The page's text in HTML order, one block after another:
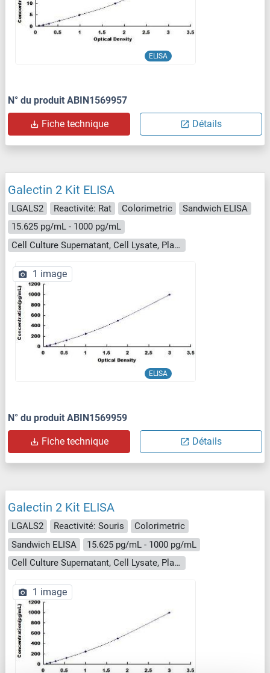
ELISA
N° du produit ABIN1569957
Fiche technique Détails
Galectin 2 Kit ELISA
LGALS2 Reactivité: Rat Colorimetric
Sandwich ELISA
15.625 pg/mL - 1000 pg/mL
Cell Culture Supernatant, Cell Lysate, Plasma, Serum, Tissue Homogenate
ELISA
1 image
N° du produit ABIN1569959
Fiche technique Détails
Galectin 2 Kit ELISA
LGALS2 Reactivité: Souris
Colorimetric
Sandwich ELISA
15.625 pg/mL - 1000 pg/mL
Cell Culture Supernatant, Cell Lysate, Plasma, Serum, Tissue Homogenate
1 image